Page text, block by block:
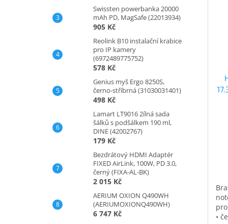
Swissten powerbanka 20000
mAh PD, MagSafe (22013934)
905 Kč
Reolink B10 instalační krabice
pro IP kamery
(6972489775752)
578 Kč
Genius myš Ergo 8250S,
černo-stříbrná (31030031401)
498 Kč
Lamart LT9016 2ílná sada
šálků s podšálkem 190 ml,
DINE (42002767)
179 Kč
Bezdrátový HDMI Adaptér
FIXED AirLink, 100W, PD 3.0,
černý (FIXA-AL-BK)
2 015 Kč
AERIUM OXION Q490WH
(AERIUMOXIONQ490WH)
6 747 Kč
•